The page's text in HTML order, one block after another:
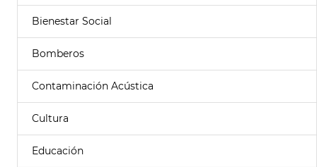
Bienestar Social
Bomberos
Contaminación Acústica
Cultura
Educación